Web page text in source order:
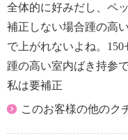
全体的に好みだし、ペ
補正しない場合踵の高
で上がれないよね。150
踵の高い室内ばき持参
私は要補正
このお客様の他のク